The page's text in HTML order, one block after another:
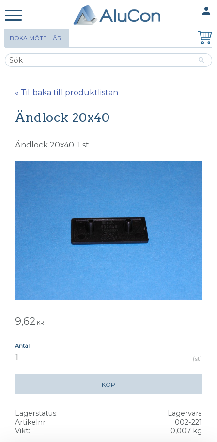
person
BOKA MÖTE HÄR!
« Tillbaka till produktlistan
Ändlock 20x40
Ändlock 20x40. 1 st.
9,62 KR
Antal
st
KÖP
Lagerstatus
Lagervara
Artikelnr
002-221
Vikt
0,007 kg